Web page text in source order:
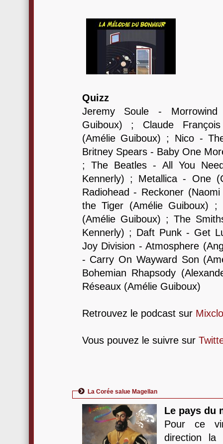
Quizz
Jeremy Soule -
Guiboux) ; Claude
(Amélie Guiboux) ; Nico -
Britney Spears - Baby One
; The Beatles - All You
Kennerly) ; Metallica - One
Radiohead - Reckoner
the Tiger (Amélie Guiboux)
(Amélie Guiboux) ; The
Kennerly) ; Daft Punk - Get
Joy Division - Atmosphere
- Carry On Wayward Son
Bohemian Rhapsody
Réseaux (Amélie Guiboux)
Retrouvez le podcast sur
Vous pouvez le suivre sur
La Corée salue Magellan
Le pays du
Pour ce
direction